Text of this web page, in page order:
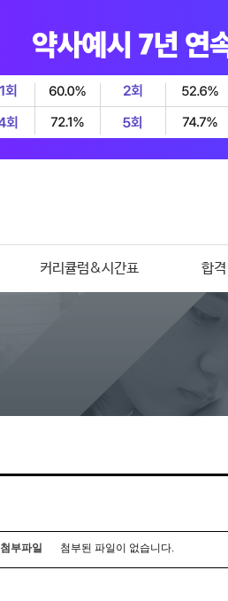
커리큘럼&시간표 합격
첨부파일 첨부된 파일이 없습니다.